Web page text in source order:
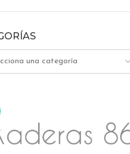
una categoría